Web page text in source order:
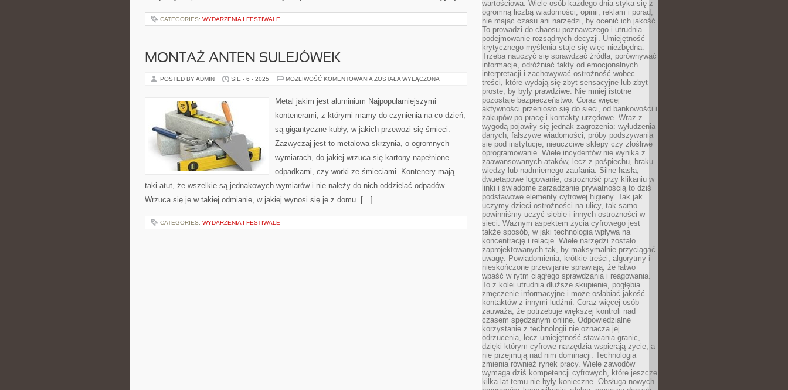
CATEGORIES: WYDARZENIA I FESTIWALE
MONTAŻ ANTEN SULEJÓWEK
POSTED BY ADMIN SIE - 6 - 2025 MOŻLIWOŚĆ KOMENTOWANIA MONTAŻ
ZOSTAŁA WYŁĄCZONA
Metal jakim jest aluminium Najpopularniejszymi
kontenerami, z którymi mamy do czynienia na co dzień,
są gigantyczne kubły, w jakich przewozi się śmieci.
Zazwyczaj jest to metalowa skrzynia, o ogromnych
wymiarach, do jakiej wrzuca się kartony napełnione
odpadkami, czy worki ze śmieciami. Kontenery mają
taki atut, że wszelkie są jednakowych wymiarów i nie należy do nich oddzielać odpadów.
Wrzuca się je w takiej odmianie, w jakiej wynosi się je z domu. […]
CATEGORIES: WYDARZENIA I FESTIWALE
wartościowa. Wiele osób każdego dnia styka się z
ogromną liczbą wiadomości, opinii, reklam i porad,
nie mając czasu ani narzędzi, by ocenić ich jakość.
To prowadzi do chaosu poznawczego i utrudnia
podejmowanie rozsądnych decyzji. Umiejętność
krytycznego myślenia staje się więc niezbędna.
Trzeba nauczyć się sprawdzać źródła, porównywać
informacje, odróżniać fakty od emocjonalnych
interpretacji i zachowywać ostrożność wobec
treści, które wydają się zbyt sensacyjne lub zbyt
proste, by były prawdziwe. Nie mniej istotne
pozostaje bezpieczeństwo. Coraz więcej
aktywności przeniosło się do sieci, od bankowości i
zakupów po pracę i kontakty urzędowe. Wraz z
wygodą pojawiły się jednak zagrożenia: wyłudzenia
danych, fałszywe wiadomości, próby podszywania
się pod instytucje, nieuczciwe sklepy czy złośliwe
oprogramowanie. Wiele incydentów nie wynika z
zaawansowanych ataków, lecz z pośpiechu, braku
wiedzy lub nadmiernego zaufania. Silne hasła,
dwuetapowe logowanie, ostrożność przy klikaniu w
linki i świadome zarządzanie prywatnością to dziś
podstawowe elementy cyfrowej higieny. Tak jak
uczymy dzieci ostrożności na ulicy, tak samo
powinniśmy uczyć siebie i innych ostrożności w
sieci. Ważnym aspektem życia cyfrowego jest
także sposób, w jaki technologia wpływa na
koncentrację i relacje. Wiele narzędzi zostało
zaprojektowanych tak, by maksymalnie przyciągać
uwagę. Powiadomienia, krótkie treści, algorytmy i
nieskończone przewijanie sprawiają, że łatwo
wpaść w rytm ciągłego sprawdzania i reagowania.
To z kolei utrudnia dłuższe skupienie, pogłębia
zmęczenie informacyjne i może osłabiać jakość
kontaktów z innymi ludźmi. Coraz więcej osób
zauważa, że potrzebuje większej kontroli nad
czasem spędzanym online. Odpowiedzialne
korzystanie z technologii nie oznacza jej
odrzucenia, lecz umiejętność stawiania granic,
dzięki którym cyfrowe narzędzia wspierają życie, a
nie przejmują nad nim dominacji. Technologia
zmienia również rynek pracy. Wiele zawodów
wymaga dziś kompetencji cyfrowych, które jeszcze
kilka lat temu nie były konieczne. Obsługa nowych